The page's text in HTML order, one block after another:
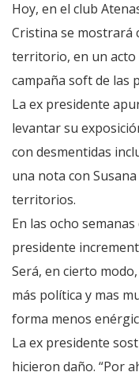
Hoy, en el club
Cristina se mostrará
territorio, en un acto
campaña soft de las
La ex presidente
levantar su
con desmentidas
una nota con
territorios.
En las ocho
presidente
Será, en cierto
más política y mas
forma menos
La ex presidente
hicieron daño. “Por